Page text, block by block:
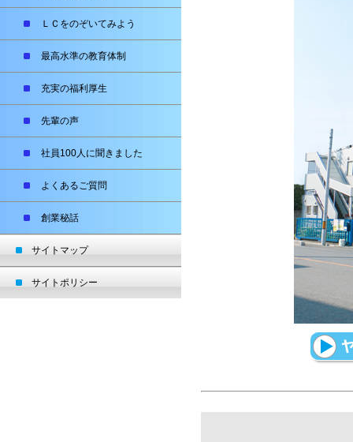
ＬＣをのぞいてみよう
最高水準の教育体制
充実の福利厚生
先輩の声
社員100人に聞きました
よくあるご質問
創業秘話
サイトマップ
サイトポリシー